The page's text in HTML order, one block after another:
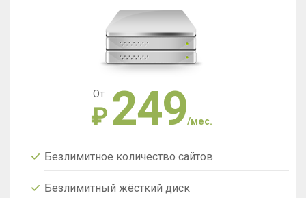
От
₽249/мес.
Безлимитное количество сайтов
Безлимитный жёсткий диск